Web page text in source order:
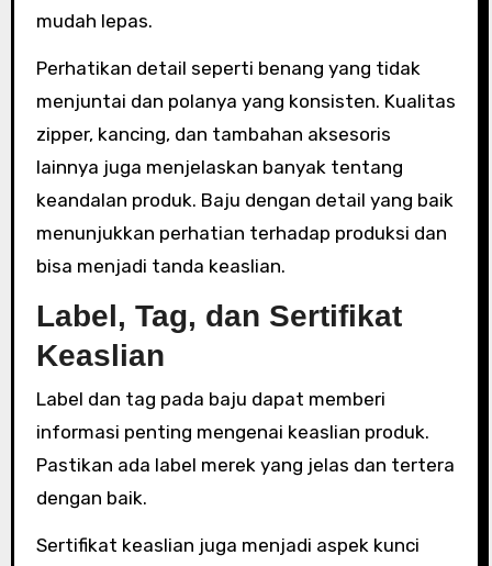
mudah lepas.
Perhatikan detail seperti benang yang tidak
menjuntai dan polanya yang konsisten. Kualitas
zipper, kancing, dan tambahan aksesoris
lainnya juga menjelaskan banyak tentang
keandalan produk. Baju dengan detail yang baik
menunjukkan perhatian terhadap produksi dan
bisa menjadi tanda keaslian.
Label, Tag, dan Sertifikat
Keaslian
Label dan tag pada baju dapat memberi
informasi penting mengenai keaslian produk.
Pastikan ada label merek yang jelas dan tertera
dengan baik.
Sertifikat keaslian juga menjadi aspek kunci